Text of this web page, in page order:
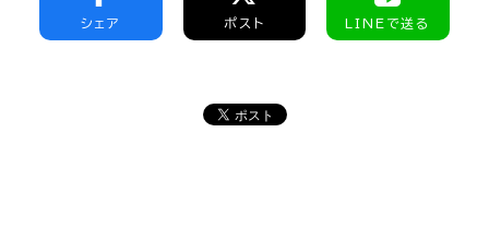
シェア ポスト LINEで送る